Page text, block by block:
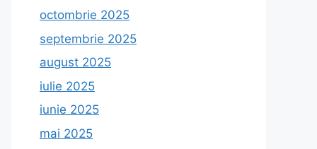
octombrie 2025
septembrie 2025
august 2025
iulie 2025
iunie 2025
mai 2025